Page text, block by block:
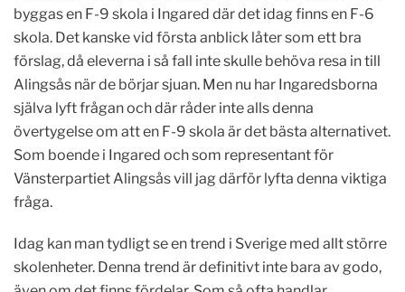
byggas en F-9 skola i Ingared där det idag finns en F-6
skola. Det kanske vid första anblick låter som ett bra
förslag, då eleverna i så fall inte skulle behöva resa in till
Alingsås när de börjar sjuan. Men nu har Ingaredsborna
själva lyft frågan och där råder inte alls denna
övertygelse om att en F-9 skola är det bästa alternativet.
Som boende i Ingared och som representant för
Vänsterpartiet Alingsås vill jag därför lyfta denna viktiga
fråga.
Idag kan man tydligt se en trend i Sverige med allt större
skolenheter. Denna trend är definitivt inte bara av godo,